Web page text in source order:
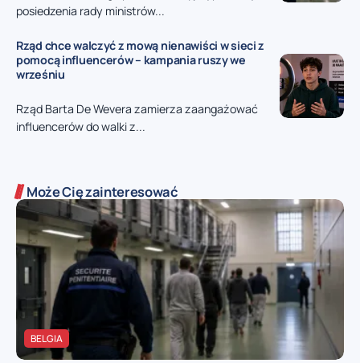
posiedzenia rady ministrów...
Rząd chce walczyć z mową nienawiści w sieci z
pomocą influencerów – kampania ruszy we
wrześniu
Rząd Barta De Wevera zamierza zaangażować
influencerów do walki z...
Może Cię zainteresować
BELGIA